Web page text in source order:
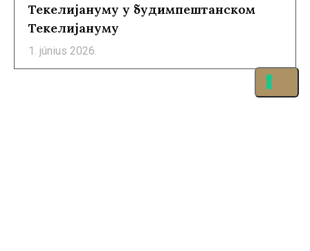
Текелијануму у будимпештанском
Текелијануму
1. június 2026.